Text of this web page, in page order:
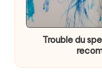
Posted
in
Trouble du